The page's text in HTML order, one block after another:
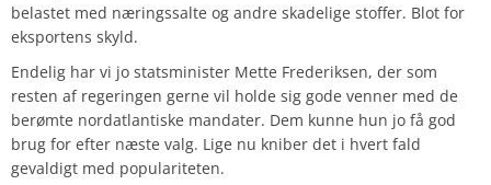
belastet med næringssalte og andre skadelige stoffer. Blot for
eksportens skyld.
Endelig har vi jo statsminister Mette Frederiksen, der som
resten af regeringen gerne vil holde sig gode venner med de
berømte nordatlantiske mandater. Dem kunne hun jo få god
brug for efter næste valg. Lige nu kniber det i hvert fald
gevaldigt med populariteten.